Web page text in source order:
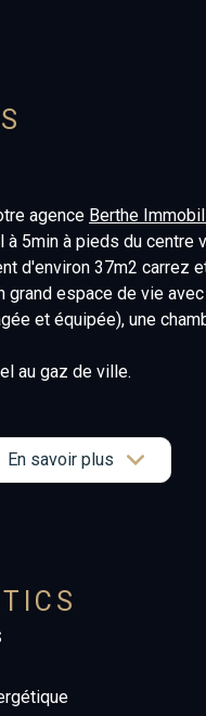
agence Berthe
à 5min à pieds du centre
d'environ 37m2 carrez
grand espace de vie
et équipée), une
au gaz de ville.
les risques auxquels ce
En savoir plus